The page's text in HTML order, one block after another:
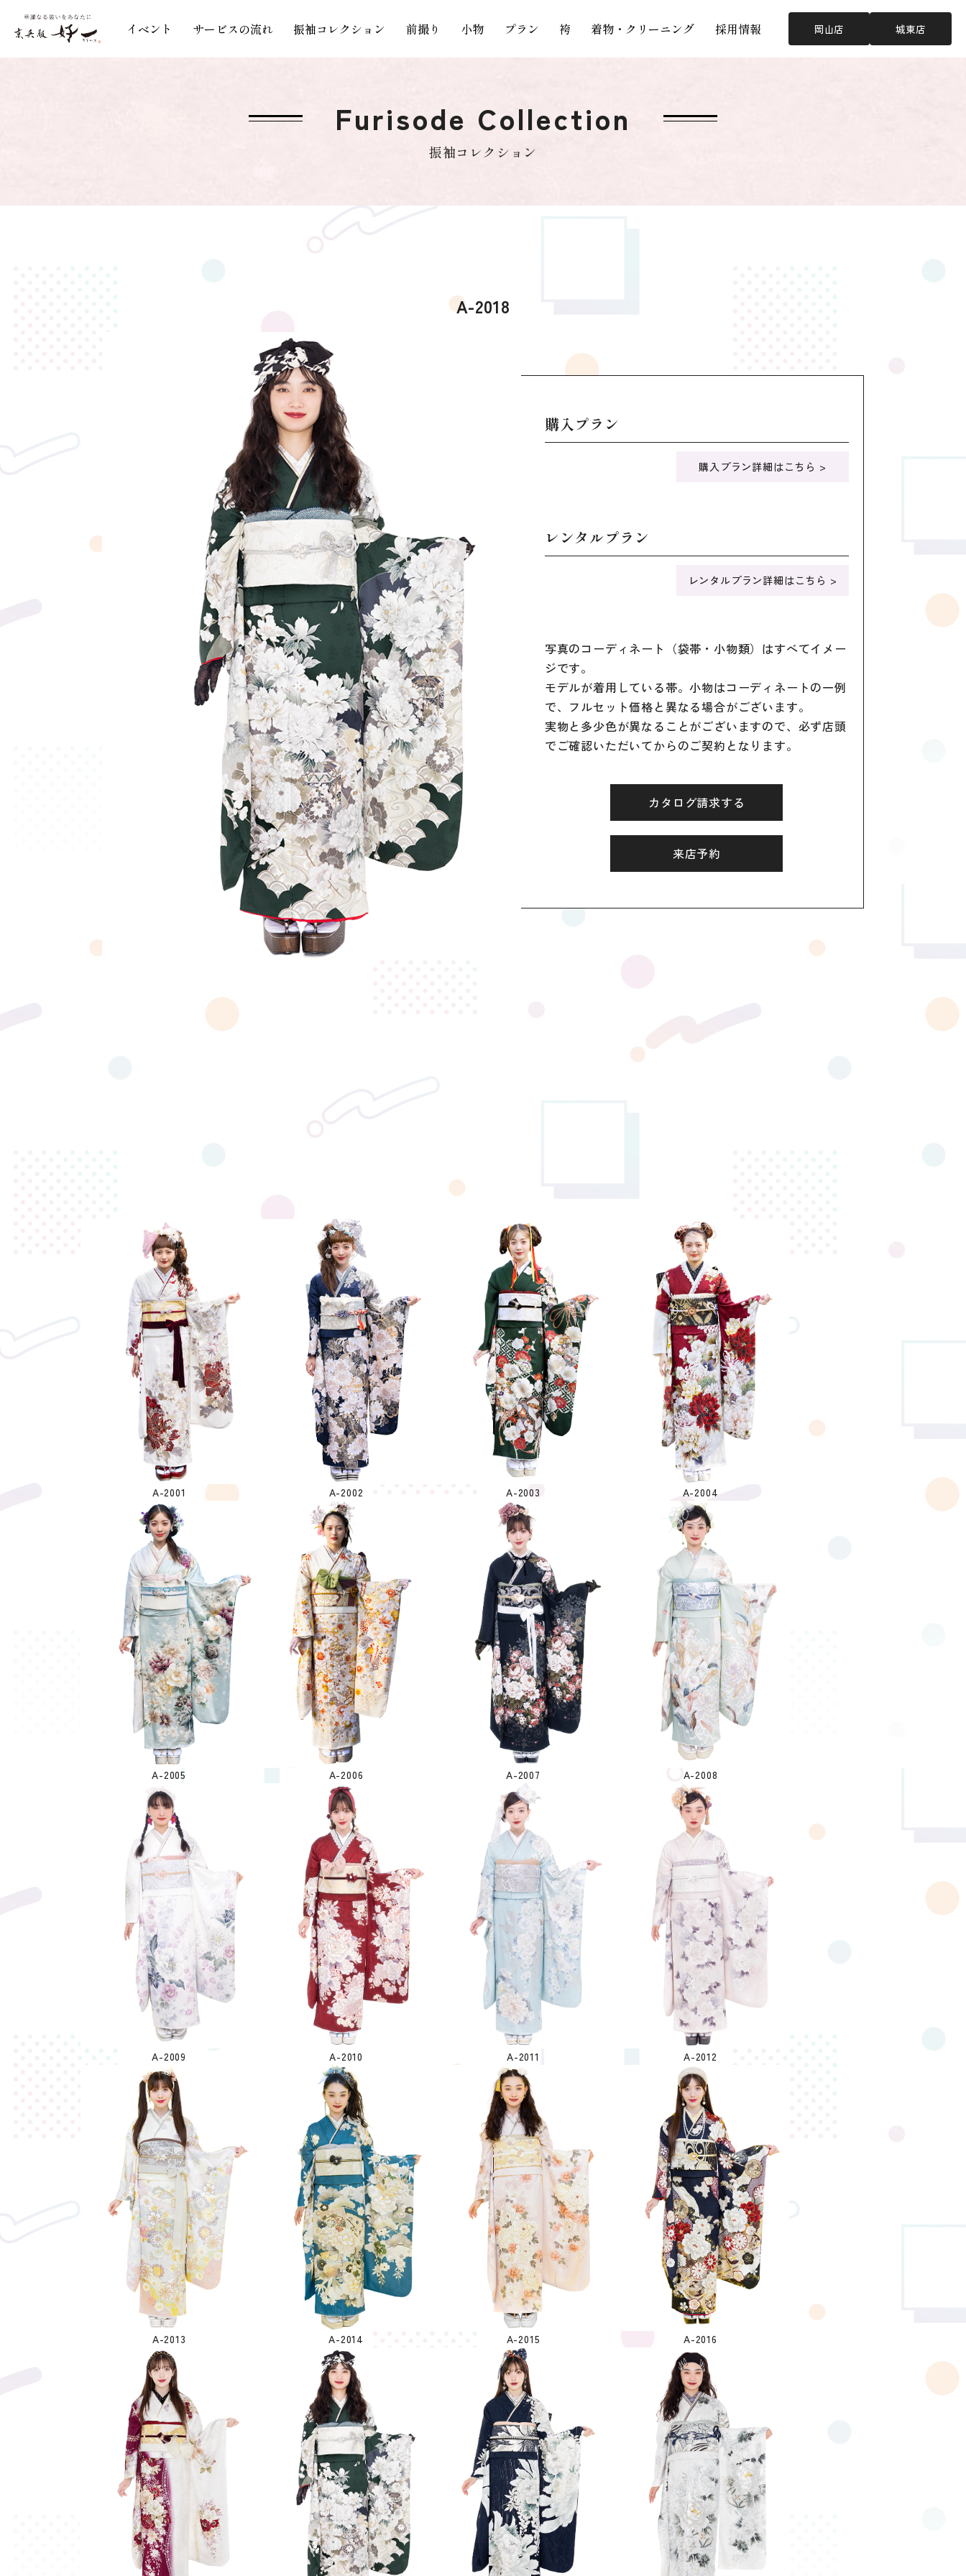
イベント サービスの流れ 振袖コレクション 前撮り 小物 プラン 袴 着物・クリーニング 採用情報 岡山店 城東店
Furisode Collection
振袖コレクション
A-2018
購入プラン
購入プラン詳細はこちら >
レンタルプラン
レンタルプラン詳細はこちら >
写真のコーディネート（袋帯・小物類）はすべてイメー
ジです。
モデルが着用している帯。小物はコーディネートの一例
で、フルセット価格と異なる場合がございます。
実物と多少色が異なることがございますので、必ず店頭
でご確認いただいてからのご契約となります。
カタログ請求する
来店予約
A-2001 A-2002 A-2003 A-2004
A-2005 A-2006 A-2007 A-2008
A-2009 A-2010 A-2011 A-2012
A-2013 A-2014 A-2015 A-2016